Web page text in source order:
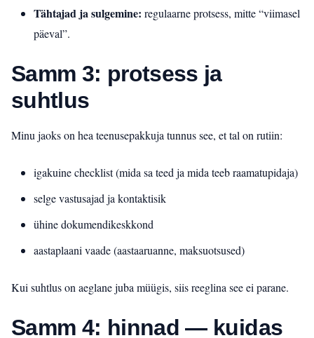
Tähtajad ja sulgemine: regulaarne protsess, mitte “viimasel
päeval”.
Samm 3: protsess ja
suhtlus
Minu jaoks on hea teenusepakkuja tunnus see, et tal on rutiin:
igakuine checklist (mida sa teed ja mida teeb raamatupidaja)
selge vastusajad ja kontaktisik
ühine dokumendikeskkond
aastaplaani vaade (aastaaruanne, maksuotsused)
Kui suhtlus on aeglane juba müügis, siis reeglina see ei parane.
Samm 4: hinnad — kuidas